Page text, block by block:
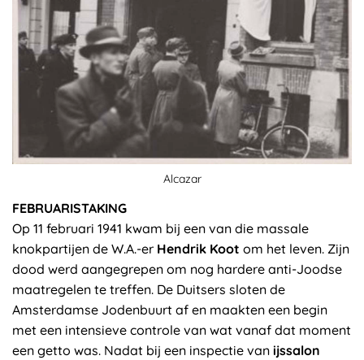
Alcazar
FEBRUARISTAKING
Op 11 februari 1941 kwam bij een van die massale
knokpartijen de W.A.-er Hendrik Koot om het leven. Zijn
dood werd aangegrepen om nog hardere anti-Joodse
maatregelen te treffen. De Duitsers sloten de
Amsterdamse Jodenbuurt af en maakten een begin
met een intensieve controle van wat vanaf dat moment
een getto was. Nadat bij een inspectie van ijssalon